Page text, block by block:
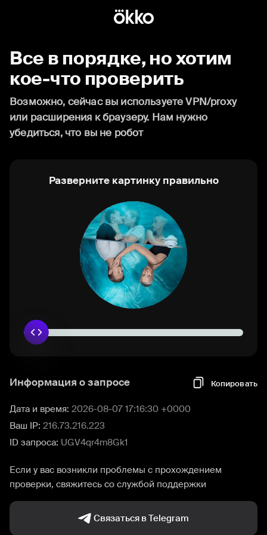
Все в порядке, но хотим
кое-что проверить
Возможно, сейчас вы используете VPN/proxy
или расширения к браузеру. Нам нужно
убедиться, что вы не робот
Разверните картинку правильно
Информация о запросе Копировать
Дата и время: 2026-08-07 17:16:30 +0000
Ваш IP: 216.73.216.223
ID запроса: UGV4qr4m8Gk1
Если у вас возникли проблемы с прохождением
проверки, свяжитесь со службой поддержки
Связаться в Telegram